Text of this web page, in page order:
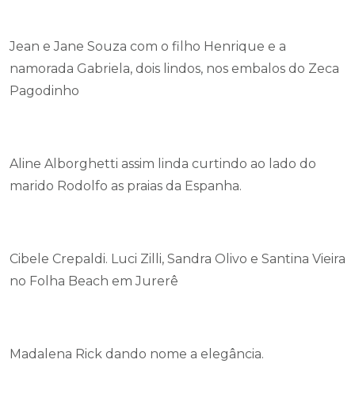
Jean e Jane Souza com o filho Henrique e a
namorada Gabriela, dois lindos, nos embalos do Zeca
Pagodinho
Aline Alborghetti assim linda curtindo ao lado do
marido Rodolfo as praias da Espanha.
Cibele Crepaldi. Luci Zilli, Sandra Olivo e Santina Vieira
no Folha Beach em Jurerê
Madalena Rick dando nome a elegância.